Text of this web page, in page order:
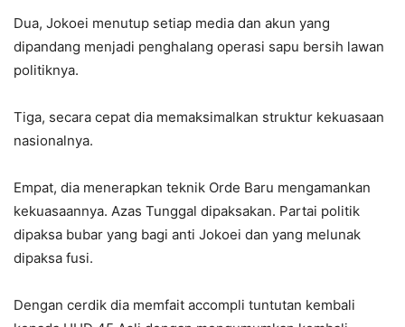
Dua, Jokoei menutup setiap media dan akun yang
dipandang menjadi penghalang operasi sapu bersih lawan
politiknya.
Tiga, secara cepat dia memaksimalkan struktur kekuasaan
nasionalnya.
Empat, dia menerapkan teknik Orde Baru mengamankan
kekuasaannya. Azas Tunggal dipaksakan. Partai politik
dipaksa bubar yang bagi anti Jokoei dan yang melunak
dipaksa fusi.
Dengan cerdik dia memfait accompli tuntutan kembali